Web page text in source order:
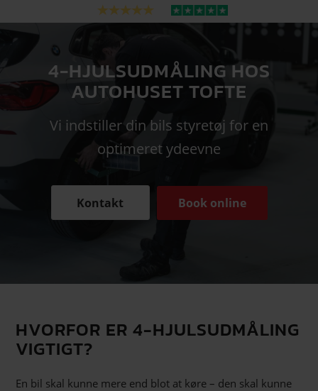
4-HJULSUDMÅLING HOS
AUTOHUSET TOFTE
Vi indstiller din bils styretøj for en
optimeret ydeevne
Kontakt Book online
HVORFOR ER 4-HJULSUDMÅLING
VIGTIGT?
En bil skal kunne mere end blot at køre – den skal kunne